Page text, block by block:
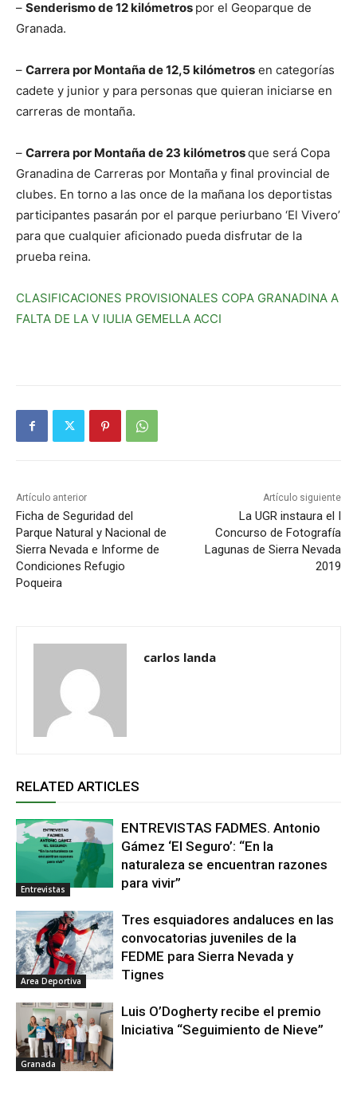
– Senderismo de 12 kilómetros por el Geoparque de
Granada.
– Carrera por Montaña de 12,5 kilómetros en categorías
cadete y junior y para personas que quieran iniciarse en
carreras de montaña.
– Carrera por Montaña de 23 kilómetrosque será Copa
Granadina de Carreras por Montaña y final provincial de
clubes. En torno a las once de la mañana los deportistas
participantes pasarán por el parque periurbano ‘El Vivero’
para que cualquier aficionado pueda disfrutar de la
prueba reina.
CLASIFICACIONES PROVISIONALES COPA GRANADINA A
FALTA DE LA V IULIA GEMELLA ACCI
Artículo anterior
Ficha de Seguridad del
Parque Natural y Nacional de
Sierra Nevada e Informe de
Condiciones Refugio
Poqueira
Artículo siguiente
La UGR instaura el I
Concurso de Fotografía
Lagunas de Sierra Nevada
2019
carlos landa
RELATED ARTICLES
Entrevistas
ENTREVISTAS FADMES. Antonio
Gámez ‘El Seguro’: “En la
naturaleza se encuentran razones
para vivir”
Area Deportiva
Tres esquiadores andaluces en las
convocatorias juveniles de la
FEDME para Sierra Nevada y
Tignes
Granada
Luis O’Dogherty recibe el premio
Iniciativa “Seguimiento de Nieve”